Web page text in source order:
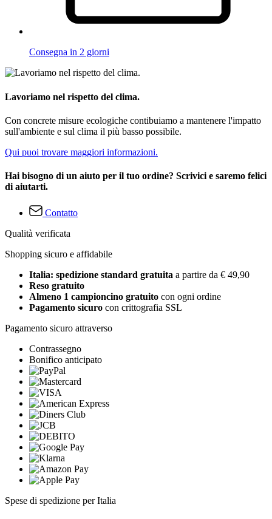
Consegna in 2 giorni
Lavoriamo nel rispetto del clima.
Con concrete misure ecologiche contibuiamo a mantenere l'impatto
sull'ambiente e sul clima il più basso possibile.
Qui puoi trovare maggiori informazioni.
Hai bisogno di un aiuto per il tuo ordine? Scrivici e saremo felici
di aiutarti.
Contatto
Qualità verificata
Shopping sicuro e affidabile
Italia: spedizione standard gratuita a partire da € 49,90
Reso gratuito
Almeno 1 campioncino gratuito con ogni ordine
Pagamento sicuro con crittografia SSL
Pagamento sicuro attraverso
Contrassegno
Bonifico anticipato
Spese di spedizione per Italia